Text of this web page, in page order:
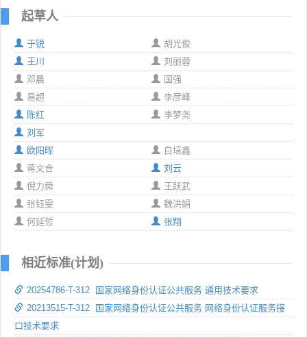
起草人
于锐
胡光俊
王川
刘丽蓉
邓晨
国强
易超
李彦峰
陈红
李梦尧
刘军
欧阳晖
白培鑫
蒋文合
刘云
倪力舜
王跃武
张钰雯
魏洪娟
何延哲
张翔
相近标准(计划)
20254786-T-312 国家网络身份认证公共服务 通用技术要求
20213515-T-312 国家网络身份认证公共服务 网络身份认证服务接
口技术要求